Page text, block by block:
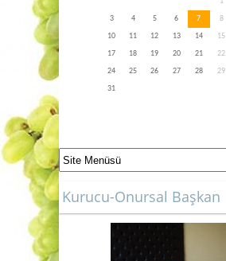
3
4 5 6 7 8
10
11 12 13 14 15
17
18 19 20 21 22
24
25 26 27 28 29
31
Kurucu-Onursal Başkan